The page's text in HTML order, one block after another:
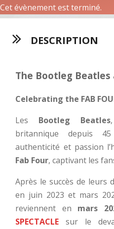
Cet évènement est terminé.
DESCRIPTION
The Bootleg Beatles
Celebrating the FAB
Les Bootleg Beatles
britannique depuis
authenticité et passion
Fab Four, captivant les
Après le succès de leurs
en juin 2023 et mars
reviennent en mars
SPECTACLE sur le